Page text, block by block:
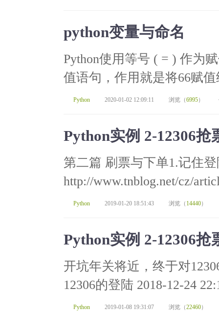
python变量与命名
Python使用等号 ( = ) 作为
值语句，作用就是将66赋
Python 2020-01-02 12:09:11 浏览（6995）
Python实例 2-12306抢
第二篇 刷票与下单1.记住
http://www.tnblog.net/cz/
Python 2019-01-20 18:51:43 浏览（ 14440）
Python实例 2-12306抢
开坑年关将近，终于对
12306的登陆 2018-12-24
Python 2019-01-08 19:31:07 浏览（22460）